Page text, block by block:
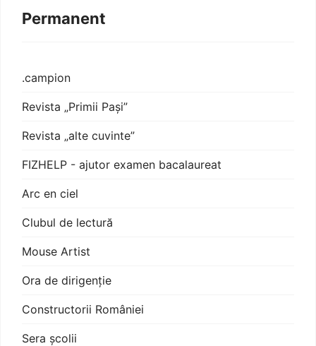
Permanent
.campion
Revista „Primii Pași”
Revista „alte cuvinte”
FIZHELP - ajutor examen bacalaureat
Arc en ciel
Clubul de lectură
Mouse Artist
Ora de dirigenție
Constructorii României
Sera școlii